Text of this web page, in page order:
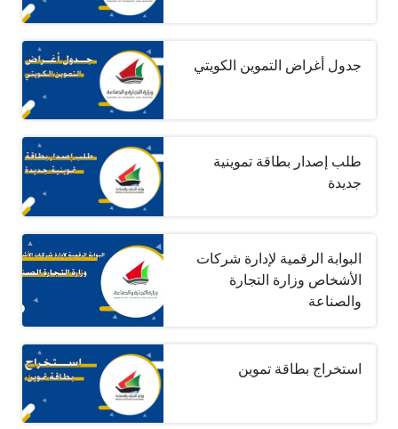
جدول أغراض التموين الكويتي
طلب إصدار بطاقة تموينية
جديدة
البوابة الرقمية لإدارة شركات
الأشخاص وزارة التجارة
والصناعة
استخراج بطاقة تموين